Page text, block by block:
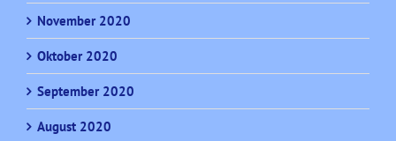
November 2020
Oktober 2020
September 2020
August 2020